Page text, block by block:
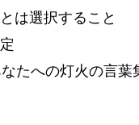
は選択すること
たへの灯火の言葉